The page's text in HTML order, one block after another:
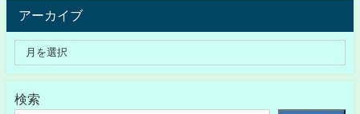
アーカイブ
検索